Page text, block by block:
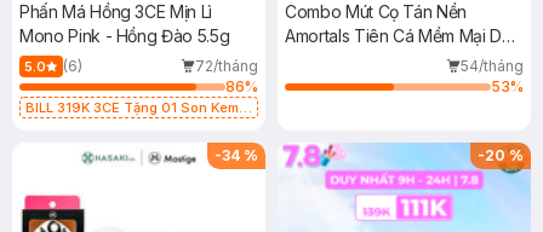
Phấn Má Hồng 3CE Mịn Lì
Mono Pink - Hồng Đào 5.5g
5.0 (6)
72/tháng
86%
BILL 319K 3CE Tặng 01 Son Kem
Combo Mút Cọ Tán Nền
Amortals Tiên Cá Mềm Mại Dễ
54/tháng
53%
-34 % -20%